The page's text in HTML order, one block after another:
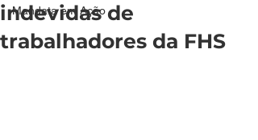
Mandata em Ação
indevidas de
trabalhadores da FHS